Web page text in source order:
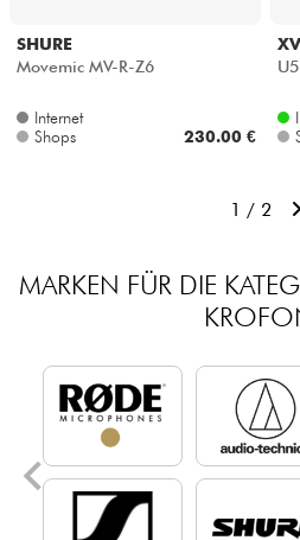
SHURE
Movemic MV-R-Z6
Internet
Shops
230.00 €
U5
1 / 2
MARKEN FÜR DIE